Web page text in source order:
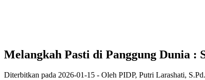
Melangkah Pasti di Panggung Dunia :
Diterbitkan pada 2026-01-15 - Oleh PIDP, Putri Larashati,